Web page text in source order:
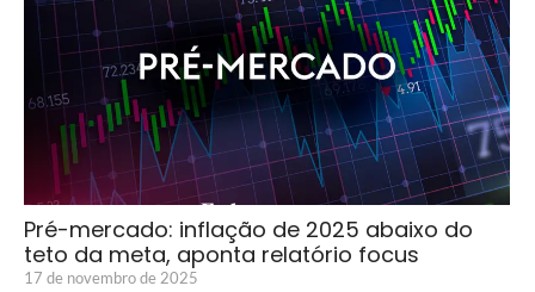
Pré-mercado: inflação de 2025 abaixo do
teto da meta, aponta relatório focus
17 de novembro de 2025